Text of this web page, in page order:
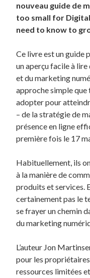
nouveau guide de
too small for
need to know to
Ce livre est un guide
un aperçu facile à
et du marketing
approche simple
adopter pour
– de la stratégie de
présence en ligne
première fois le 17
Habituellement, ils
à la manière de
produits et services.
certainement pas le
se frayer un chemin
du marketing
L’auteur Jon
pour les
ressources limitées